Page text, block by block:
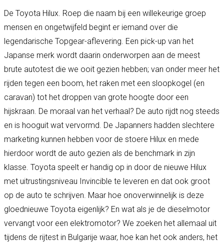
De Toyota Hilux. Roep die naam bij een willekeurige groep
mensen en ongetwijfeld begint er iemand over die
legendarische Topgear-aflevering. Een pick-up van het
Japanse merk wordt daarin onderworpen aan de meest
brute autotest die we ooit gezien hebben; van onder meer het
rijden tegen een boom, het raken met een sloopkogel (en
caravan) tot het droppen van grote hoogte door een
hijskraan. De moraal van het verhaal? De auto rijdt nog steeds
en is hooguit wat vervormd. De Japanners hadden slechtere
marketing kunnen hebben voor de stoere Hilux en mede
hierdoor wordt de auto gezien als de benchmark in zijn
klasse. Toyota speelt er handig op in door de nieuwe Hilux
met uitrustingsniveau Invincible te leveren en dat ook groot
op de auto te schrijven. Maar hoe onoverwinnelijk is deze
gloednieuwe Toyota eigenlijk? En wat als je de dieselmotor
vervangt voor een elektromotor? We zoeken het allemaal uit
tijdens de rijtest in Bulgarije waar, hoe kan het ook anders, het